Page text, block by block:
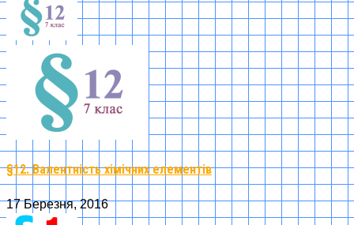
§12. Валентність хімічних елементів
17 Березня, 2016